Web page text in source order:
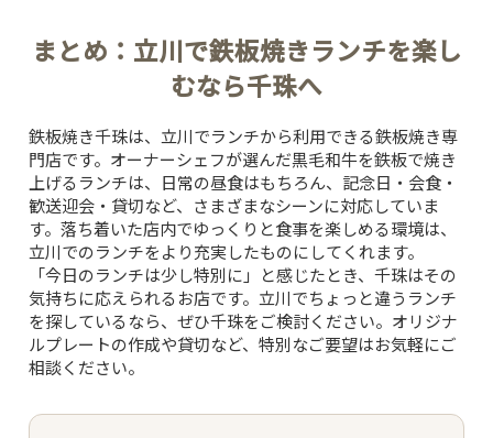
TOP
CONCEPT
PICK UP WINE
MENU
まとめ：立川で鉄板焼きランチを楽し
むなら千珠へ
鉄板焼き千珠は、立川でランチから利用できる鉄板焼き専
門店です。オーナーシェフが選んだ黒毛和牛を鉄板で焼き
上げるランチは、日常の昼食はもちろん、記念日・会食・
歓送迎会・貸切など、さまざまなシーンに対応していま
す。落ち着いた店内でゆっくりと食事を楽しめる環境は、
立川でのランチをより充実したものにしてくれます。
「今日のランチは少し特別に」と感じたとき、千珠はその
気持ちに応えられるお店です。立川でちょっと違うランチ
を探しているなら、ぜひ千珠をご検討ください。オリジナ
ルプレートの作成や貸切など、特別なご要望はお気軽にご
相談ください。